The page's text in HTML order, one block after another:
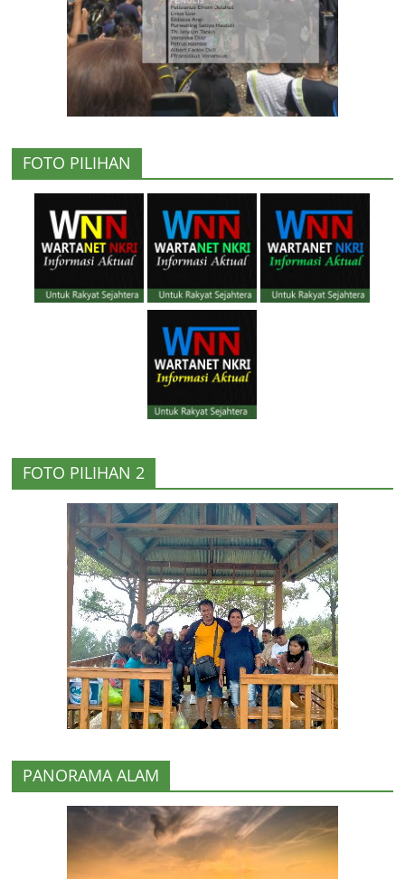
FOTO PILIHAN
FOTO PILIHAN 2
PANORAMA ALAM